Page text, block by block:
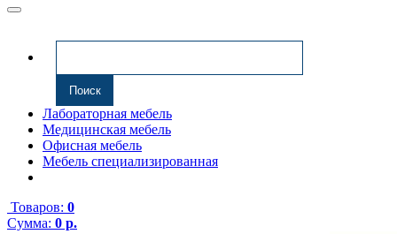
Лабораторная мебель
Медицинская мебель
Офисная мебель
Мебель специализированная
Товаров: 0
Сумма: 0 р.